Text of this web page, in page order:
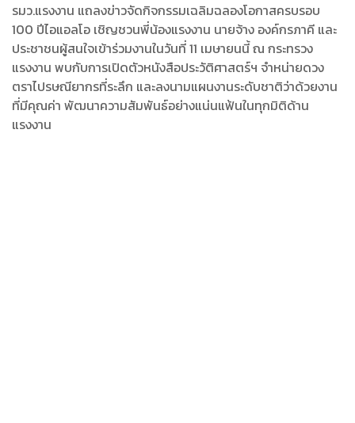
รมว.แรงงาน แถลงข่าวจัดกิจกรรมเฉลิมฉลองโอกาสครบรอบ
100 ปีไอแอลโอ เชิญชวนพี่น้องแรงงาน นายจ้าง องค์กรภาคี และ
ประชาชนผู้สนใจเข้าร่วมงานในวันที่ 11 เมษายนนี้ ณ กระทรวง
แรงงาน พบกับการเปิดตัวหนังสือประวัติศาสตร์ฯ จำหน่ายดวง
ตราไปรษณียากรที่ระลึก และลงนามแผนงานระดับชาติว่าด้วยงาน
ที่มีคุณค่า พัฒนาความสัมพันธ์อย่างแน่นแฟ้นในทุกมิติด้าน
แรงงาน